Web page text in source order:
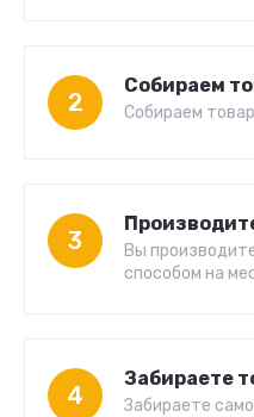
2
Собираем
Собираем
3
Вы
способом на
4
Забираете
Забираете